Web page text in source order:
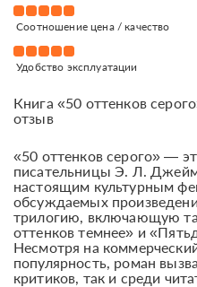
Соотношение цена / качество
Удобство эксплуатации
Книга «50 оттенков
отзыв
«50 оттенков серого» —
писательницы Э. Л.
настоящим культурным
обсуждаемых
трилогию, включающую
оттенков темнее» и
Несмотря на
популярность, роман
критиков, так и среди